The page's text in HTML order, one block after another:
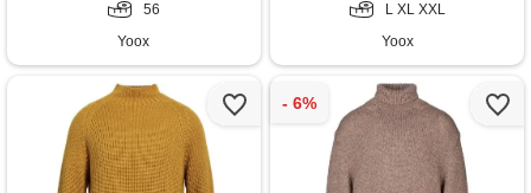
56
Yoox
L XL XXL
Yoox